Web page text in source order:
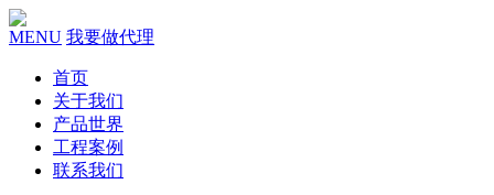
MENU 我要做代理
首页
关于我们
产品世界
工程案例
联系我们